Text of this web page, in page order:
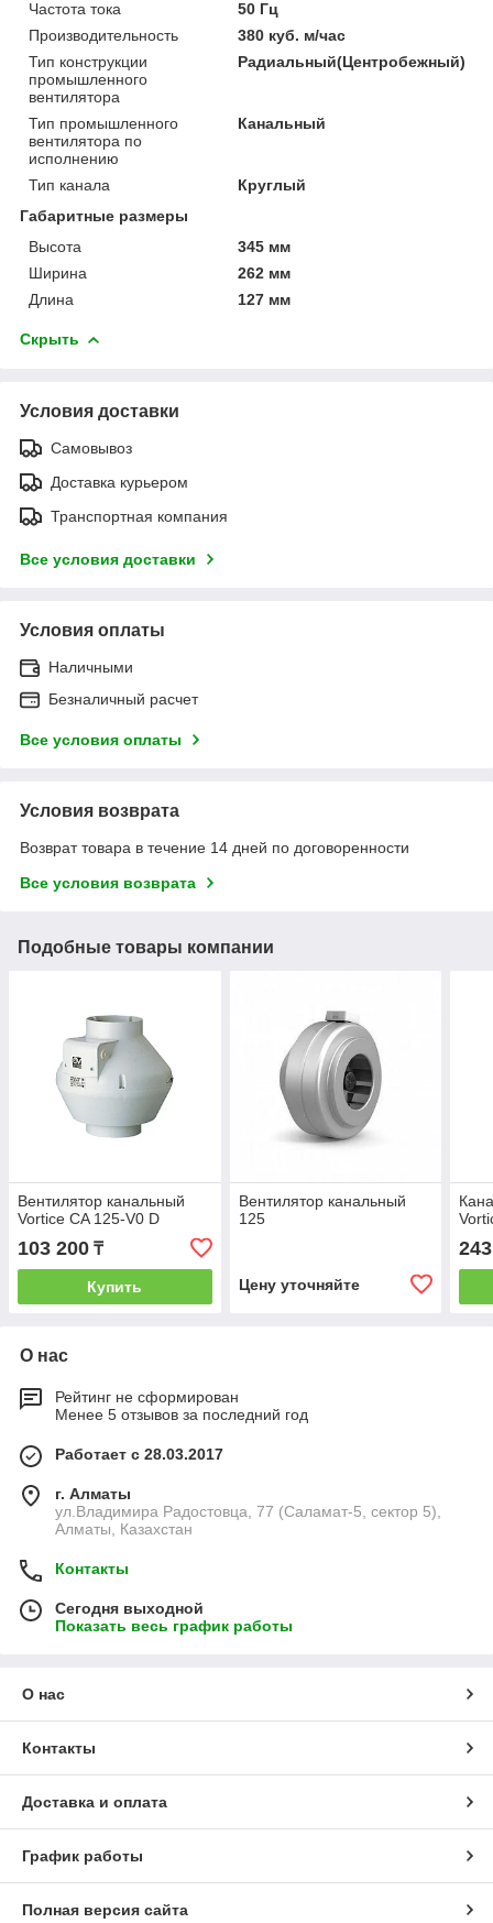
Частота тока
50 Гц
Производительность
380 куб. м/час
Тип конструкции
промышленного
вентилятора
Радиальный(Центробежный)
Тип промышленного
вентилятора по
исполнению
Канальный
Тип канала
Круглый
Габаритные размеры
Высота
345 мм
Ширина
262 мм
Длина
127 мм
Скрыть
Условия доставки
Самовывоз
Доставка курьером
Транспортная компания
Все условия доставки
Условия оплаты
Наличными
Безналичный расчет
Все условия оплаты
Условия возврата
Возврат товара в течение 14 дней по договоренности
Все условия возврата
Подобные товары компании
Вентилятор канальный
Vortice CA 125-V0 D
103 200 ₸
Купить
Вентилятор канальный
125
Цену уточняйте
О нас
Рейтинг не сформирован
Менее 5 отзывов за последний год
Работает с 28.03.2017
г. Алматы
ул.Владимира Радостовца, 77 (Саламат-5, сектор 5),
Алматы, Казахстан
Контакты
Сегодня выходной
Показать весь график работы
О нас
Контакты
Доставка и оплата
График работы
Полная версия сайта